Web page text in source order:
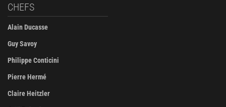
CHEFS
Alain Ducasse
Guy Savoy
Philippe Conticini
Pierre Hermé
Claire Heitzler